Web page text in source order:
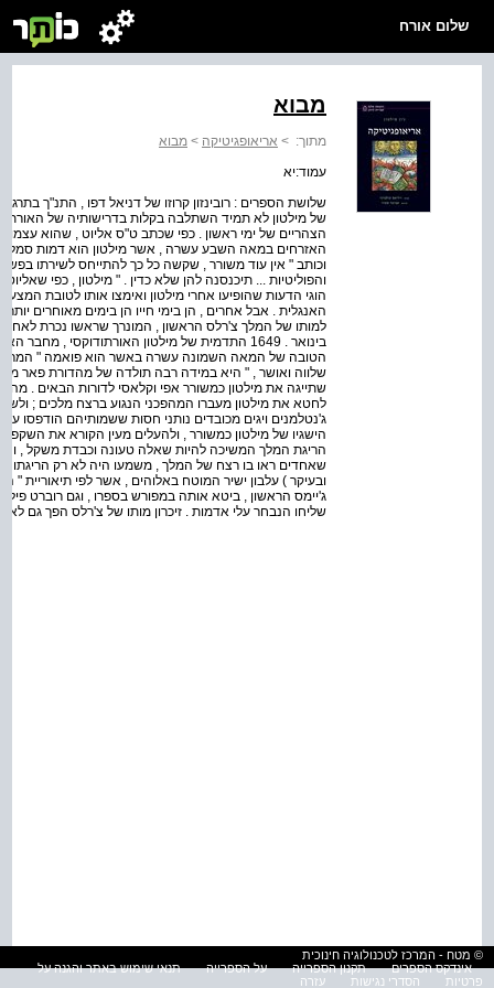
שלום אורח
מבוא
מתוך: > אריאופגיטיקה > מבוא
עמוד:יא
שלושת הספרים : רובינזון קרוזו של דניאל דפו , התנ"ך
של מילטון לא תמיד השתלבה בקלות בדרישותיה של
הצהריים של ימי ראשון . כפי שכתב ט"ס אליוט , שהוא עצמו
האזרחים במאה השבע עשרה , אשר מילטון הוא דמות
וכותב " אין עוד משורר , שקשה כל כך להתייחס לשירתו
והפוליטיות ... תיכנסנה להן שלא כדין . " מילטון , כפי
הוגי הדעות שהופיעו אחרי מילטון ואימצו אותו לטובת
האנגלית . אבל אחרים , הן בימי חייו הן בימים מאוחרים
בינואר . 1649 התדמית של מילטון האורתודוקסי ,
הטובה של המאה השמונה עשרה באשר הוא פואמה "
שתייגה את מילטון כמשורר אפי וקלאסי לדורות הבאים .
לחטא את מילטון מעברו המהפכני הנגוע ברצח מלכים ;
ג'נטלמנים ויגים מכובדים נותני חסות ששמותיהם הודפסו
הישגיו של מילטון כמשורר , ולהעלים מעין הקורא את
הריגת המלך המשיכה להיות שאלה טעונה וכבדת משקל ,
שאחדים ראו בו רצח של המלך , משמעו היה לא רק הריגתו
ובעיקר ) עלבון ישיר המוטח באלוהים , אשר לפי תיאוריית
ג'יימס הראשון , ביטא אותה במפורש בספרו , וגם רוברט
שליחו הנבחר עלי אדמות . זיכרון מותו של צ'רלס הפך גם
© מטח - המרכז לטכנולוגיה חינוכית
אינדקס הספרים
תקנון הספרייה על הספרייה
תנאי שימוש באתר והגנה על
פרטיות
הסדרי נגישות עזרה